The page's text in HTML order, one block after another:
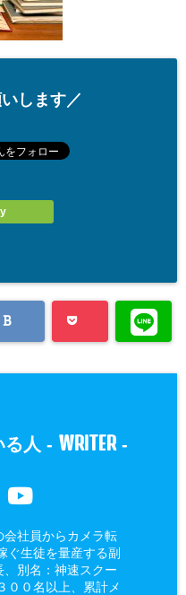
します／
る人 - WRITER-
会社員からカメラ転
ぐ生徒を量産する副
別名：神速スクー
００名以上、累計メ